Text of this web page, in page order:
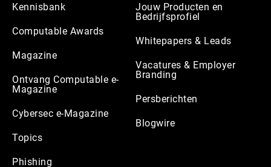
Kennisbank
Computable Awards
Magazine
Ontvang Computable e-
Magazine
Cybersec e-Magazine
Topics
Phishing
Jouw Producten en
Bedrijfsprofiel
Whitepapers & Leads
Vacatures & Employer
Branding
Persberichten
Blogwire